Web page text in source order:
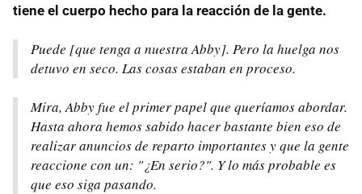
tiene el cuerpo hecho para la reacción de la gente.
Puede [que tenga a nuestra Abby]. Pero la huelga nos
detuvo en seco. Las cosas estaban en proceso.
Mira, Abby fue el primer papel que queríamos abordar.
Hasta ahora hemos sabido hacer bastante bien eso de
realizar anuncios de reparto importantes y que la gente
reaccione con un: "¿En serio?". Y lo más probable es
que eso siga pasando.